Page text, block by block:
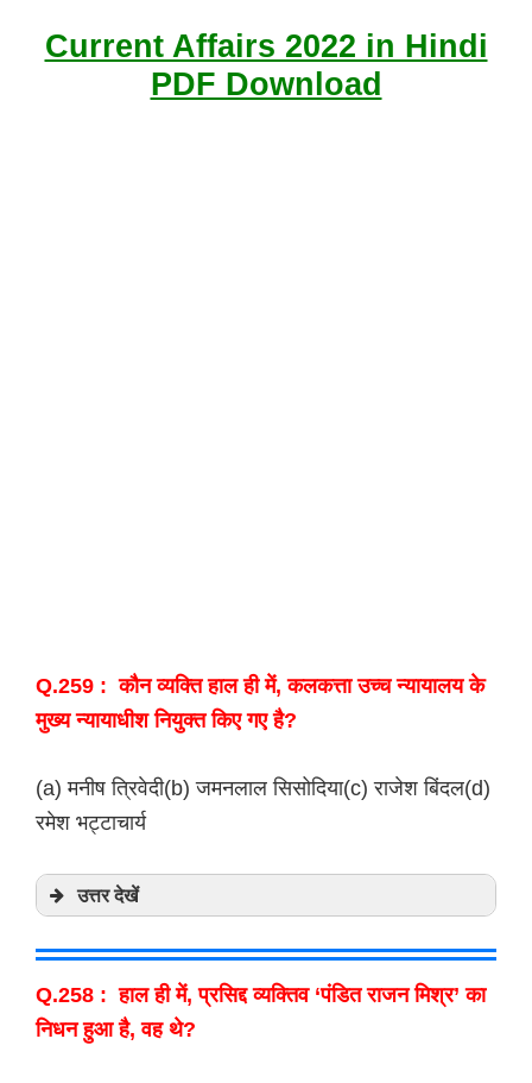
Current Affairs 2022 in Hindi
PDF Download
Q.259 : कौन व्यक्ति हाल ही में, कलकत्ता उच्च न्यायालय के
मुख्य न्यायाधीश नियुक्त किए गए है?
(a) मनीष त्रिवेदी(b) जमनलाल सिसोदिया(c) राजेश बिंदल(d)
रमेश भट्टाचार्य
उत्तर देखें
Q.258 : हाल ही में, प्रसिद्द व्यक्तिव ‘पंडित राजन मिश्र’ का
निधन हुआ है, वह थे?